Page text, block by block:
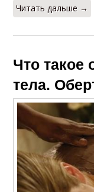
Читать дальше →
Что такое
тела.